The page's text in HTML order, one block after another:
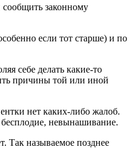
сообщить законному
если тот старше) и по
себе делать какие-то
причины той или иной
нет каких-либо жалоб.
невынашивание.
Так называемое позднее